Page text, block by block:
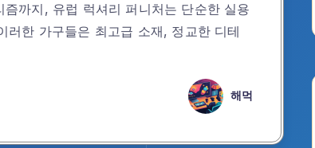
까지, 유럽 럭셔리 퍼니처는 단순한 실용
러한 가구들은 최고급 소재, 정교한 디테
해먹